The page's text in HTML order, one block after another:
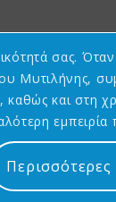
byAsterias
σας.
Μυτιλήνης,
καθώς και στη
εμπειρία